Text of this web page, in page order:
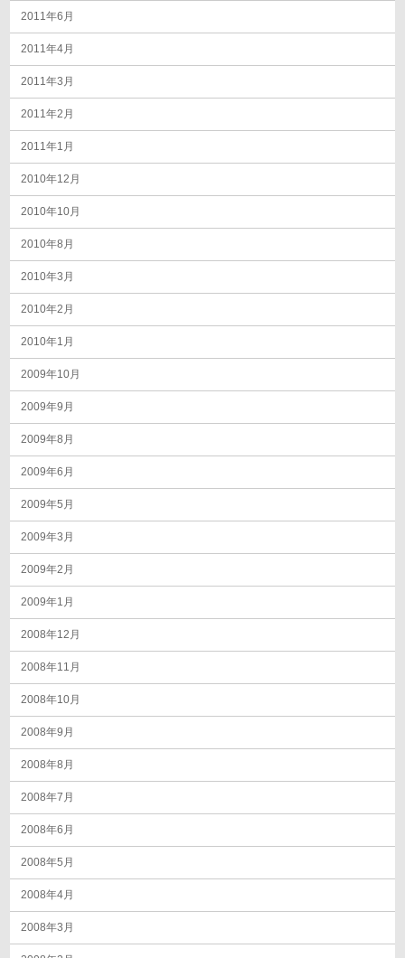
2011年6月
2011年4月
2011年3月
2011年2月
2011年1月
2010年12月
2010年10月
2010年8月
2010年3月
2010年2月
2010年1月
2009年10月
2009年9月
2009年8月
2009年6月
2009年5月
2009年3月
2009年2月
2009年1月
2008年12月
2008年11月
2008年10月
2008年9月
2008年8月
2008年7月
2008年6月
2008年5月
2008年4月
2008年3月